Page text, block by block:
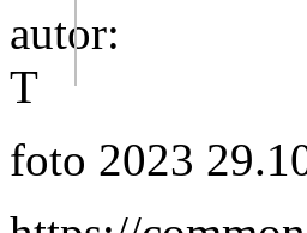
autor:
T
foto 2023